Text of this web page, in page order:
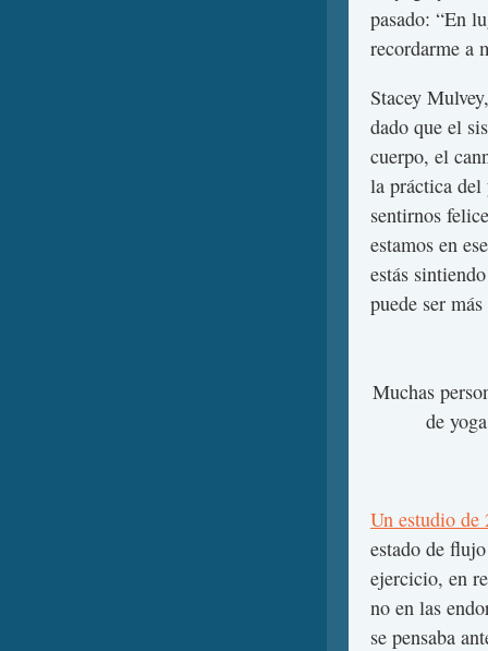
pasado: “En
recordarme a
Stacey
dado que el
cuerpo, el
la práctica del
sentirnos
estamos en
estás
puede ser
Muchas
de
Un estudio de
estado de
ejercicio, en
no en las
se pensaba